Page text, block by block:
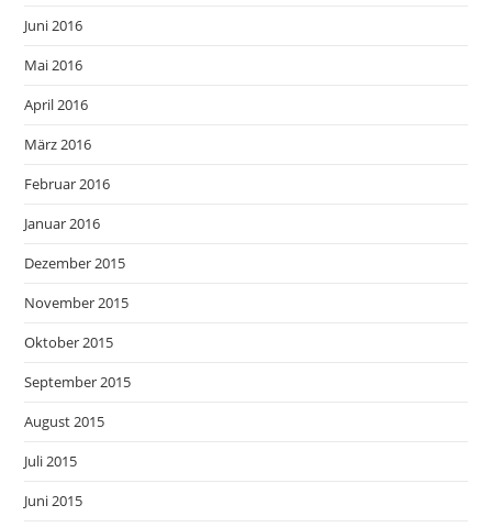
Juni 2016
Mai 2016
April 2016
März 2016
Februar 2016
Januar 2016
Dezember 2015
November 2015
Oktober 2015
September 2015
August 2015
Juli 2015
Juni 2015